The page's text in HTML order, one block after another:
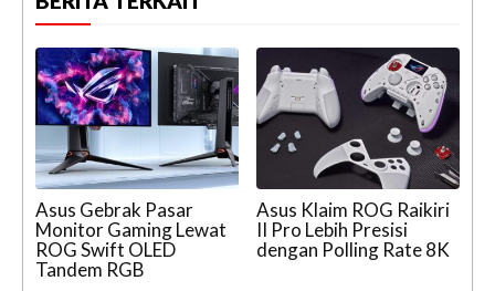
Asus Gebrak Pasar
Monitor Gaming Lewat
ROG Swift OLED
Tandem RGB
Asus Klaim ROG Raikiri
II Pro Lebih Presisi
dengan Polling Rate 8K